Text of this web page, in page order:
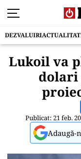
DEZVALUIRI
Lukoil va
dolari
Publicat: 21 feb.
Adaugă-